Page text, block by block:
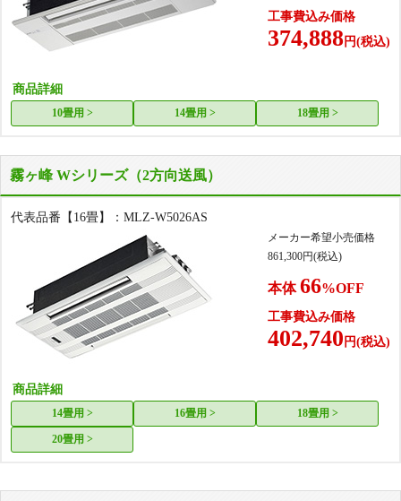
工事費込み価格
374,888 円(税込)
商品詳細
10畳用 > 14畳用 > 18畳用 >
霧ヶ峰 Wシリーズ（2方向送風）
代表品番【16畳】：MLZ-W5026AS
メーカー希望小売価格
861,300円(税込)
本体66%OFF
工事費込み価格
402,740 円(税込)
商品詳細
14畳用 > 16畳用 > 18畳用 >
20畳用 >